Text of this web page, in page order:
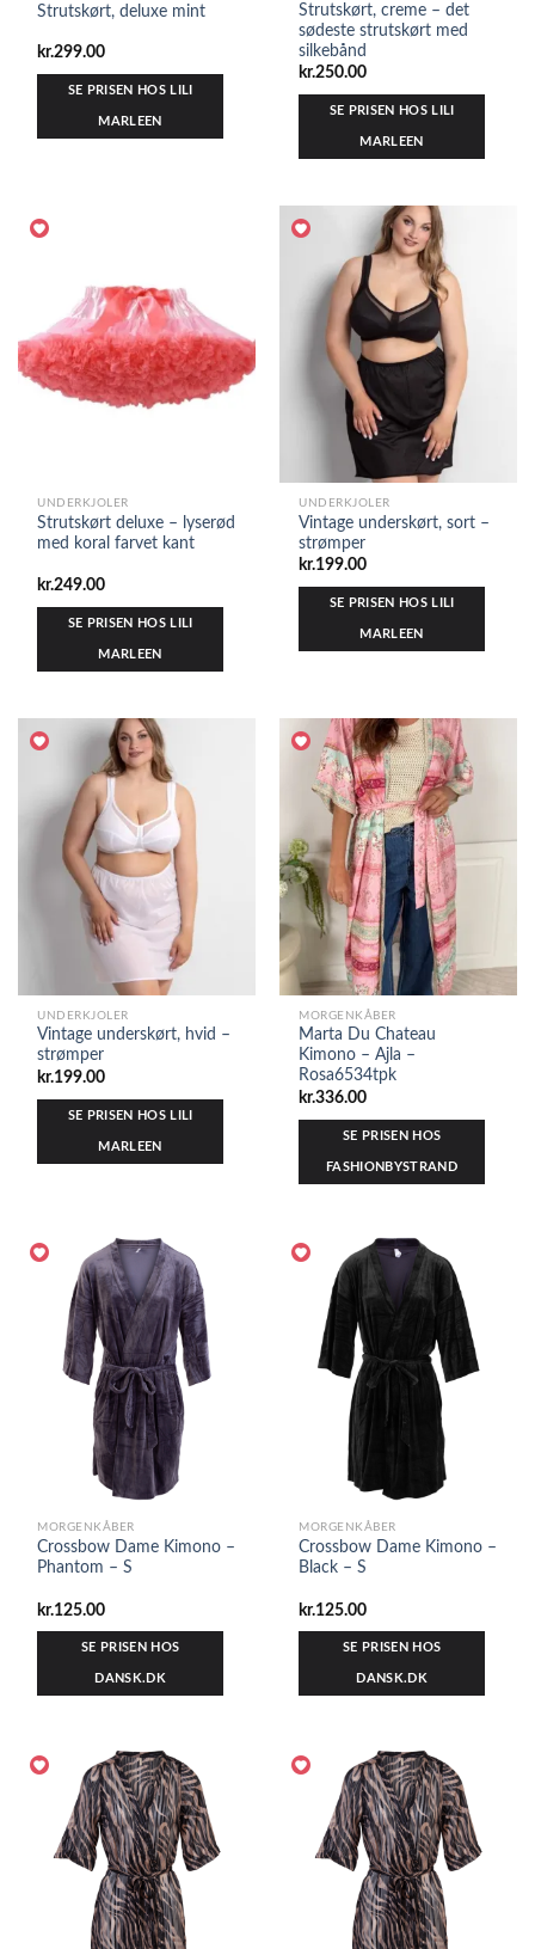
Strutskørt, deluxe mint
kr.299.00
SE PRISEN HOS LILI
MARLEEN
Strutskørt, creme – det
sødeste strutskørt med
silkebånd
kr.250.00
SE PRISEN HOS LILI
MARLEEN
UNDERKJOLER
Strutskørt deluxe – lyserød
med koral farvet kant
kr.249.00
SE PRISEN HOS LILI
MARLEEN
UNDERKJOLER
Vintage underskørt, sort –
strømper
kr.199.00
SE PRISEN HOS LILI
MARLEEN
UNDERKJOLER
Vintage underskørt, hvid –
strømper
kr.199.00
SE PRISEN HOS LILI
MARLEEN
MORGENKÅBER
Marta Du Chateau
Kimono – Ajla –
Rosa6534tpk
kr.336.00
SE PRISEN HOS
FASHIONBYSTRAND
MORGENKÅBER
Crossbow Dame Kimono –
Phantom – S
kr.125.00
SE PRISEN HOS
DANSK.DK
MORGENKÅBER
Crossbow Dame Kimono –
Black – S
kr.125.00
SE PRISEN HOS
DANSK.DK